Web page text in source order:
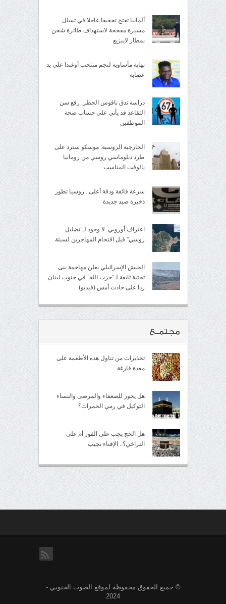
ألمانيا تفتح تحقيقا عاجلا في تسلل
مسيرة مفخخة لاستهداف طائرة شحن
بمطار لايبزيغ
نهاية مأساوية لنجم منتخب أوغندا على يد
عصابة
دراسة تدق ناقوس الخطر: رفع سن
التقاعد قد يأتي على حساب صحة
الموظفين
الخارجية الروسية: موسكو سترد على
طرد دبلوماسي روسي من رومانيا
بالوقت المناسب
سرعة فائقة ودقة أعلى.. روسيا تطور
ذخيرة صيد جديدة
اعتراف أوروبي: لا وجود لـ”تضليل
روسي” قبل اقتحام المهاجرين لسبتة
الجيش الإسرائيلي يعلن مهاجمة بنى
تحتية تابعة لـ”حزب الله” في جنوب لبنان
ردا على حادث أمس (فيديو)
مجتمــع
تحذيرات من تناول هذه الأطعمة على
معدة فارغة
هل يجوز للضعفاء والمرضى والنساء
التوكيل في رمي الجمرات؟
هل الحج يجب على الفور أم على
التراخي؟.. الإفتاء تجيب
© جميع الحقوق محفوظة لموقع الصوت الجنوبي -
2024